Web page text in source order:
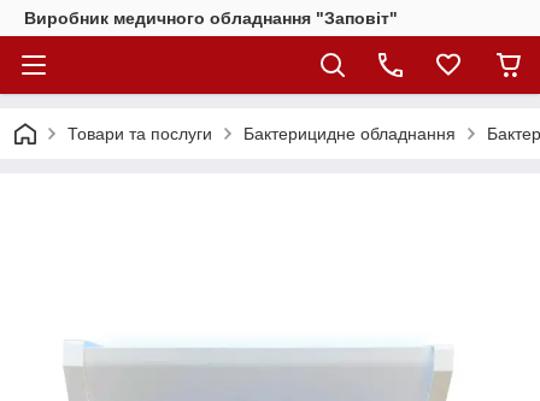
Виробник медичного обладнання "Заповіт"
Товари та послуги Бактерицидне обладнання